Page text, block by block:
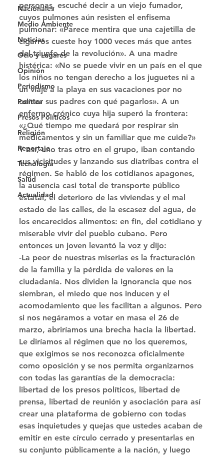
Nacionales
Medio Ambiente
Noticias
Ocio y Lugares
Opinión
Periodismo
Política
Presos Políticos
Religión
Reportaje
Tecnología
Salud
Actualidad
personas, escuché decir a un viejo fumador,
cuyos pulmones aún resisten el enfisema
pulmonar: «Parece mentira que una cajetilla de
cigarros cueste hoy 1000 veces más que antes
del triunfo de la revolución». A una madre
histérica: «No se puede vivir en un país en el que
los niños no tengan derecho a los juguetes ni a
un viaje a la playa en sus vacaciones por no
contar sus padres con qué pagarlos». A un
enfermo crónico cuya hija superó la frontera:
«¿Qué tiempo me quedará por respirar sin
medicamentos y sin un familiar que me cuide?»
Y así, uno tras otro en el grupo, iban contando
sus vicisitudes y lanzando sus diatribas contra el
régimen. Se habló de los cotidianos apagones,
la ausencia casi total de transporte público
estatal, el deterioro de las viviendas y el mal
estado de las calles, de la escasez del agua, de
los encarecidos alimentos: en fin, del cotidiano y
miserable vivir del pueblo cubano. Pero
entonces un joven levantó la voz y dijo:
-La peor de nuestras miserias es la fracturación
de la familia y la pérdida de valores en la
ciudadanía. Nos dividen la ignorancia que nos
siembran, el miedo que nos inducen y el
acomodamiento que les facilitan a algunos. Pero
si nos negáramos a votar en masa el 26 de
marzo, abriríamos una brecha hacia la libertad.
Le diríamos al régimen que no los queremos,
que exigimos se nos reconozca oficialmente
como oposición y se nos permita organizarnos
con todas las garantías de la democracia:
libertad de los presos políticos, libertad de
prensa, libertad de reunión y asociación para así
crear una plataforma de gobierno con todas
esas inquietudes y quejas que ustedes acaban de
emitir en este círculo cerrado y presentarlas en
su conjunto públicamente a la nación, y luego